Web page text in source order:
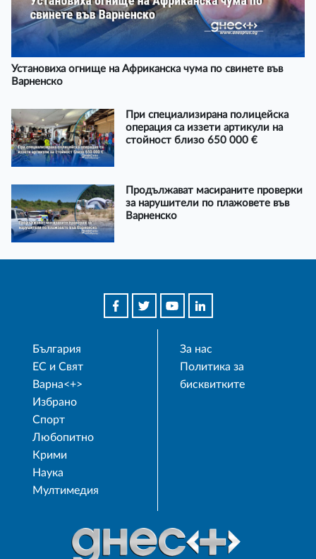
Установиха огнище на Африканска чума по свинете във
Варненско
При специализирана полицейска
операция са иззети артикули на
стойност близо 650 000 €
Продължават масираните проверки
за нарушители по плажовете във
Варненско
България
ЕС и Свят
Варна<+>
Избрано
Спорт
Любопитно
Крими
Наука
Мултимедия
За нас
Политика за
бисквитките